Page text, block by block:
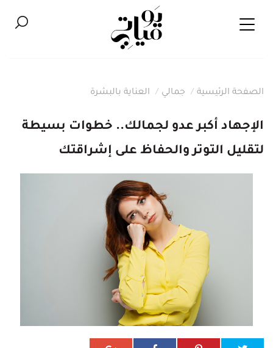
الصفحة الرئيسية جمالي العناية بالبشرة
الإجهاد أكبر عدو لجمالك.. خطوات بسيطة
لتقليل التوتر والحفاظ على إشراقتك